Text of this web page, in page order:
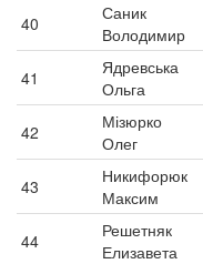
40
Саник
Володимир
41
Ядревська
Ольга
42
Мізюрко
Олег
43
Никифорюк
Максим
44
Решетняк
Елизавета